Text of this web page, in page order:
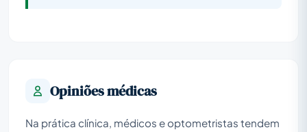
Opiniões médicas
Na prática clínica, médicos e optometristas tendem